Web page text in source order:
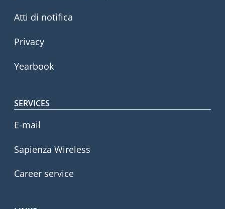
Atti di notifica
Privacy
Yearbook
SERVICES
E-mail
Sapienza Wireless
Career service